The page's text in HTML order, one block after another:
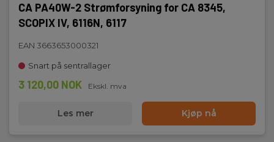
CA PA40W-2 Strømforsyning for CA 8345,
SCOPIX IV, 6116N, 6117
EAN 3663653000321
Snart på sentrallager
3 120,00 NOK Ekskl. mva
Les mer Kjøp nå